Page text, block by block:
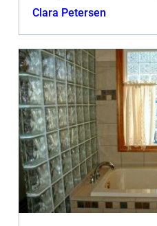
over for behovet for mere
Clara Petersen